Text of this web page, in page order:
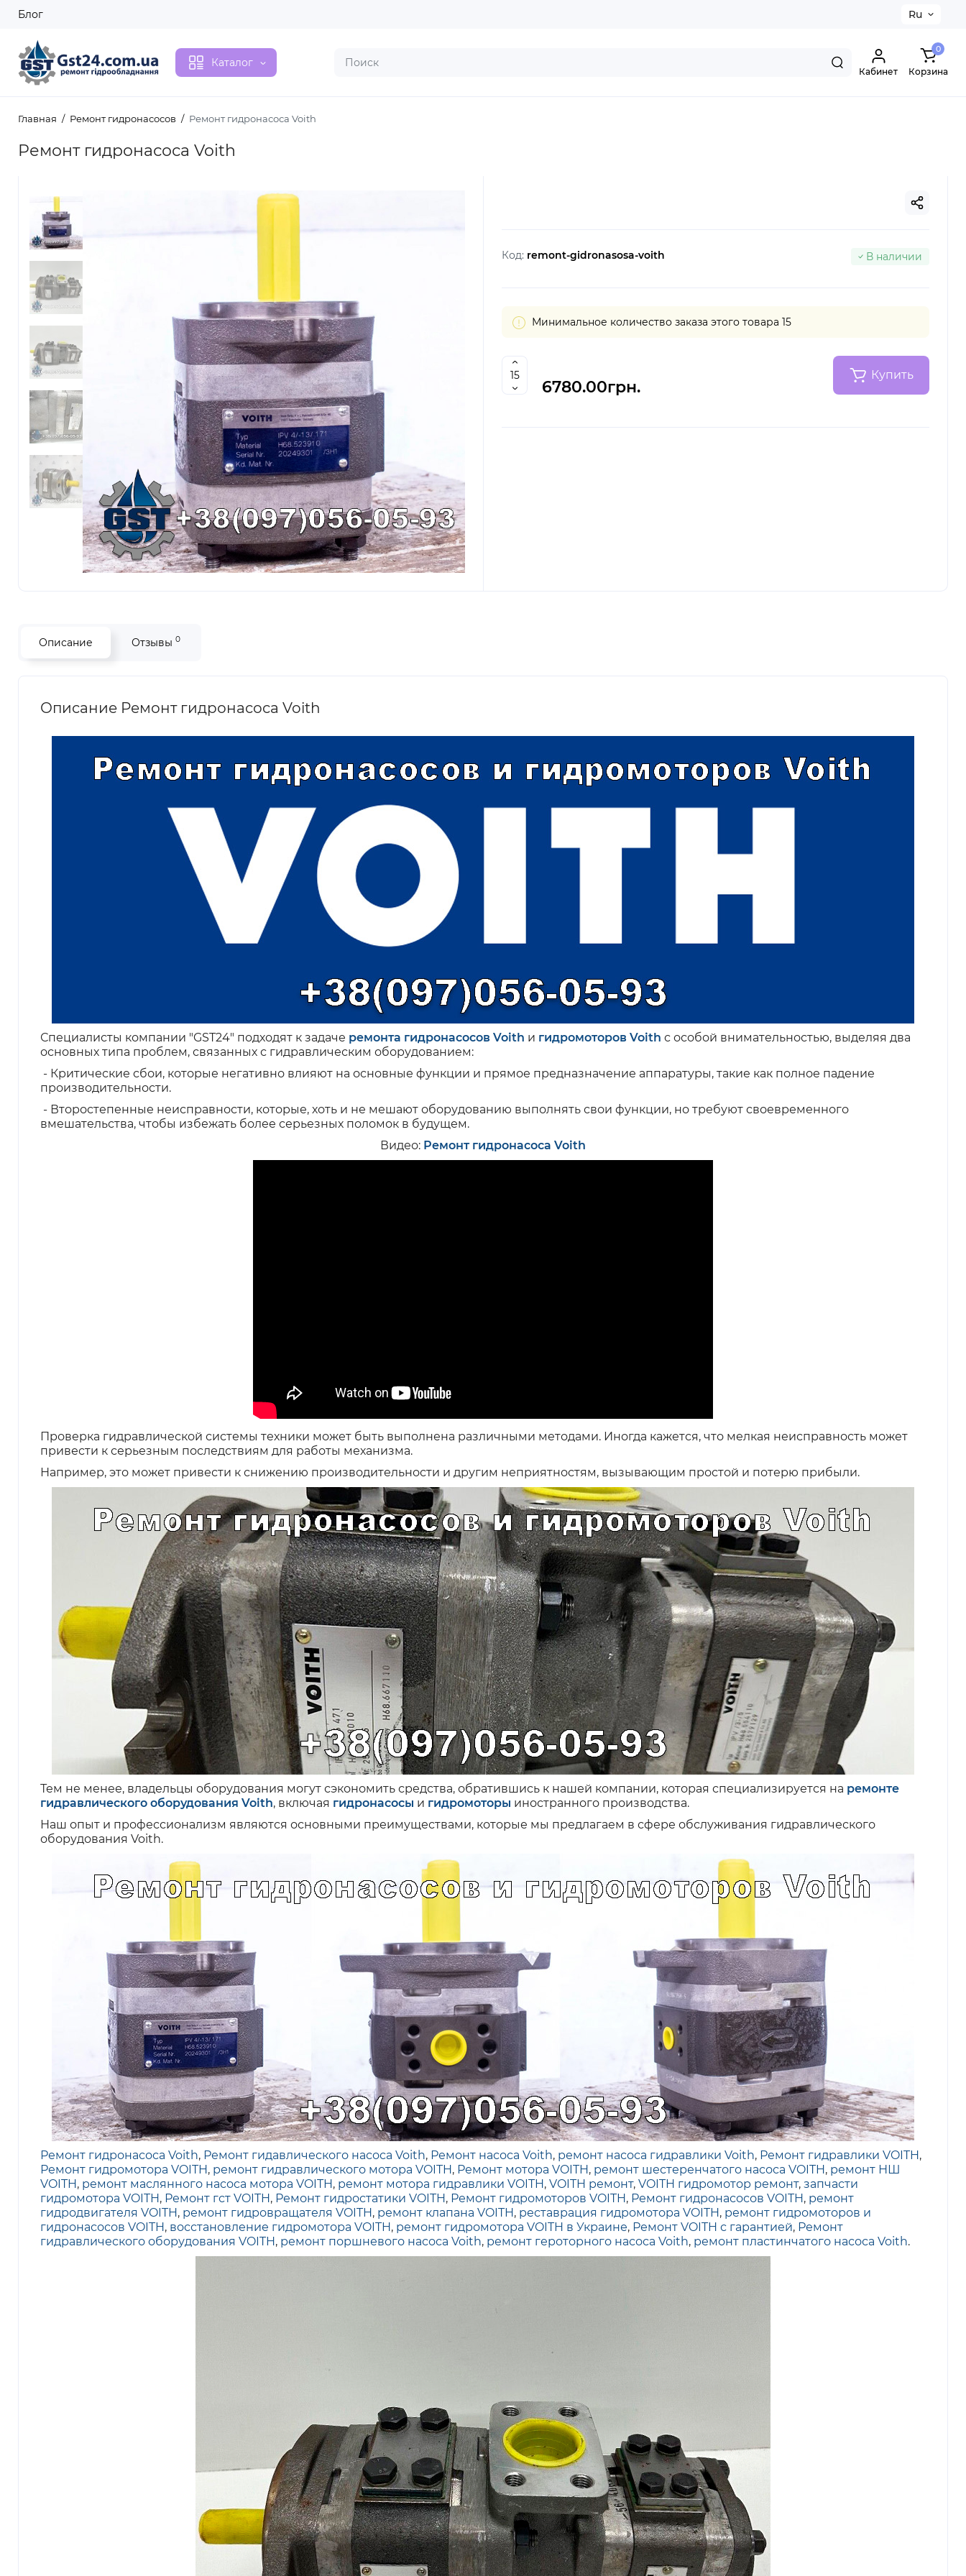
Блог Ru
Каталог
Кабинет
0
Корзина
Главная Ремонт гидронасосов Ремонт гидронасоса Voith
Ремонт гидронасоса Voith
Код: remont-gidronasosa-voith В наличии
Минимальное количество заказа этого товара 15
6780.00грн.
Купить
Описание Отзывы 0
Описание Ремонт гидронасоса Voith
Специалисты компании "GST24" подходят к задаче ремонта гидронасосов Voith и гидромоторов Voith с особой внимательностью, выделяя два
основных типа проблем, связанных с гидравлическим оборудованием:
- Критические сбои, которые негативно влияют на основные функции и прямое предназначение аппаратуры, такие как полное падение
производительности.
- Второстепенные неисправности, которые, хоть и не мешают оборудованию выполнять свои функции, но требуют своевременного
вмешательства, чтобы избежать более серьезных поломок в будущем.
Видео: Ремонт гидронасоса Voith
Проверка гидравлической системы техники может быть выполнена различными методами. Иногда кажется, что мелкая неисправность может
привести к серьезным последствиям для работы механизма.
Например, это может привести к снижению производительности и другим неприятностям, вызывающим простой и потерю прибыли.
Тем не менее, владельцы оборудования могут сэкономить средства, обратившись к нашей компании, которая специализируется на ремонте
гидравлического оборудования Voith, включая гидронасосы и гидромоторы иностранного производства.
Наш опыт и профессионализм являются основными преимуществами, которые мы предлагаем в сфере обслуживания гидравлического
оборудования Voith.
Ремонт гидронасоса Voith, Ремонт гидавлического насоса Voith, Ремонт насоса Voith, ремонт насоса гидравлики Voith, Ремонт гидравлики VOITH,
Ремонт гидромотора VOITH, ремонт гидравлического мотора VOITH, Ремонт мотора VOITH, ремонт шестеренчатого насоса VOITH, ремонт НШ
VOITH, ремонт маслянного насоса мотора VOITH, ремонт мотора гидравлики VOITH, VOITH ремонт, VOITH гидромотор ремонт, запчасти
гидромотора VOITH, Ремонт гст VOITH, Ремонт гидростатики VOITH, Ремонт гидромоторов VOITH, Ремонт гидронасосов VOITH, ремонт
гидродвигателя VOITH, ремонт гидровращателя VOITH, ремонт клапана VOITH, реставрация гидромотора VOITH, ремонт гидромоторов и
гидронасосов VOITH, восстановление гидромотора VOITH, ремонт гидромотора VOITH в Украине, Ремонт VOITH с гарантией, Ремонт
гидравлического оборудования VOITH, ремонт поршневого насоса Voith, ремонт героторного насоса Voith, ремонт пластинчатого насоса Voith.